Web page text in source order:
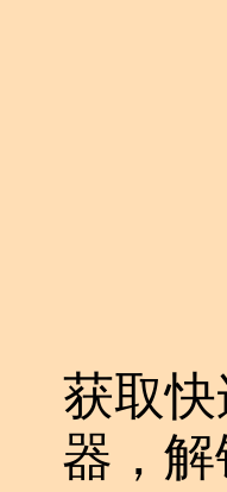
获取
器，